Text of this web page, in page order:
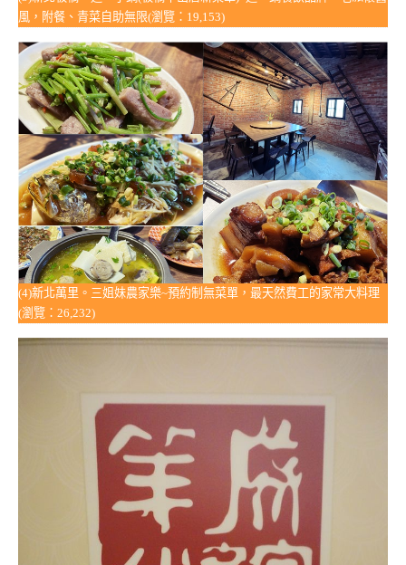
風，附餐、青菜自助無限(瀏覽：19,153)
(4)新北萬里。三姐妹農家樂~預約制無菜單，最天然費工的家常大料理
(瀏覽：26,232)